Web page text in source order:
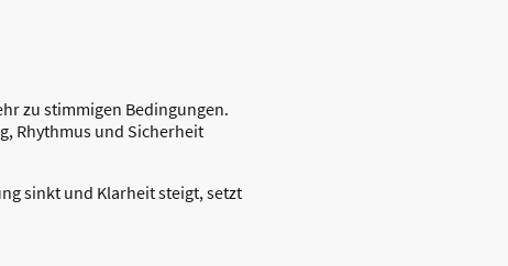
zu stimmigen Bedingungen.
Rhythmus und Sicherheit
sinkt und Klarheit steigt, setzt